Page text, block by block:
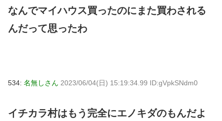
なんでマイハウス買ったのにまた買わされる
んだって思ったわ
534: 名無しさん 2023/06/04(日) 15:19:34.99 ID:gVpkSNdm0
イチカラ村はもう完全にエノキダのもんだよ